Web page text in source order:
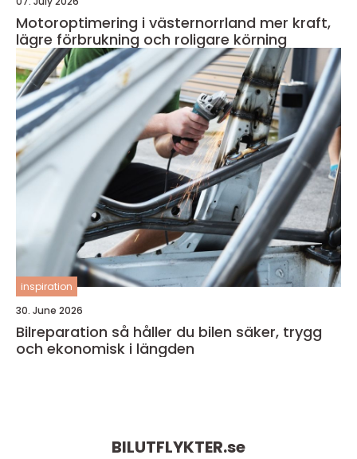
Motoroptimering i västernorrland mer kraft,
lägre förbrukning och roligare körning
inspiration
30. June 2026
Bilreparation så håller du bilen säker, trygg
och ekonomisk i längden
BILUTFLYKTER.se